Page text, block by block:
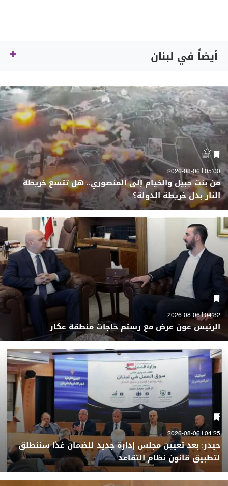
أيضاً في لبنان
05:00 | 2026-08-06
من بنت جبيل والخيام إلى المنصوري.. هل تتسع خريطة
النار بدل خريطة الدولة؟
04:32 | 2026-08-06
الرئيس عون عرض مع رستم حاجات منطقة عكار
04:25 | 2026-08-06
حيدر: بعد تعيين مجلس إدارة جديد للضمان غدًا سننطلق
لتطبيق قانون نظام التقاعد